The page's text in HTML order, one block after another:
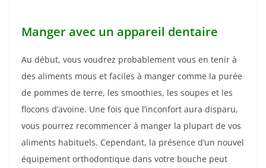
Manger avec un appareil dentaire
Au début, vous voudrez probablement vous en tenir à
des aliments mous et faciles à manger comme la purée
de pommes de terre, les smoothies, les soupes et les
flocons d’avoine. Une fois que l’inconfort aura disparu,
vous pourrez recommencer à manger la plupart de vos
aliments habituels. Cependant, la présence d’un nouvel
équipement orthodontique dans votre bouche peut